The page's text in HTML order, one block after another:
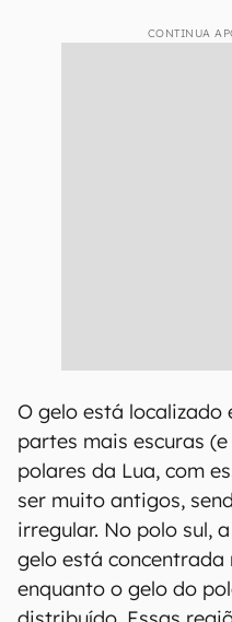
CONTINUA
O gelo está localizado
partes mais escuras
polares da Lua, com
ser muito antigos,
irregular. No polo sul,
gelo está concentrada
enquanto o gelo do